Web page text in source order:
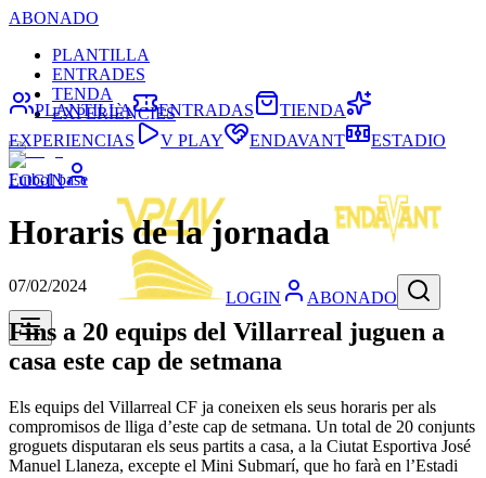
ABONADO
PLANTILLA
ENTRADES
TENDA
EXPERIÈNCIES
LOGIN
LOGIN ABONADO
PLANTILLA ENTRADAS
TIENDA
EXPERIENCIAS
V PLAY ENDAVANT ESTADIO
Futbol base
Horaris de la jornada
07/02/2024
Fins a 20 equips del Villarreal juguen a
casa este cap de setmana
Els equips del Villarreal CF ja coneixen els seus horaris per als
compromisos de lliga d’este cap de setmana. Un total de 20 conjunts
groguets disputaran els seus partits a casa, a la Ciutat Esportiva José
Manuel Llaneza, excepte el Mini Submarí, que ho farà en l’Estadi